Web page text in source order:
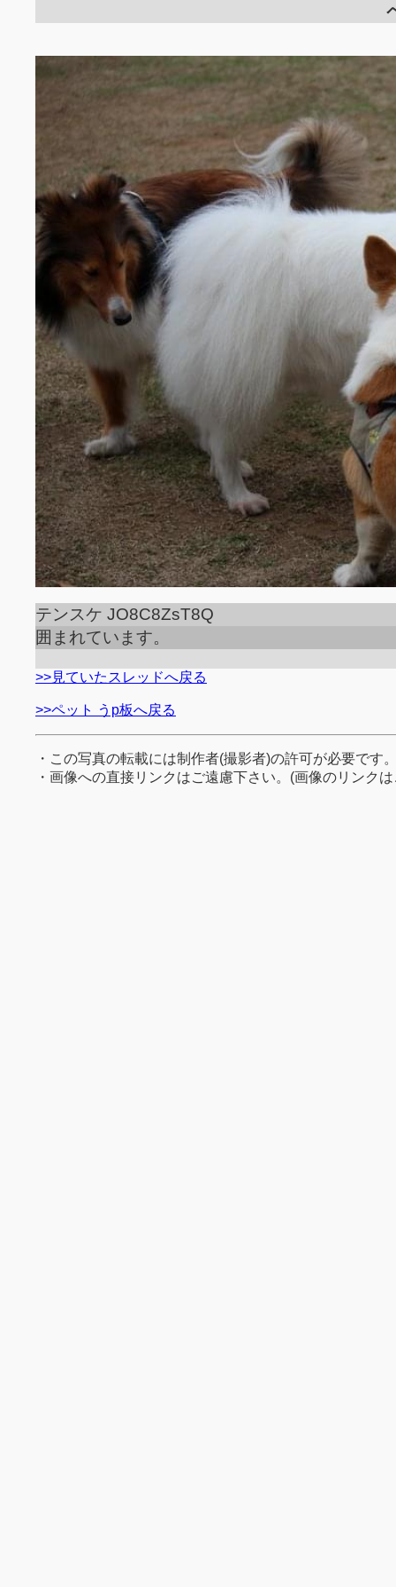
テンスケ JO8C8ZsT8Q
囲まれています。
>>見ていたスレッドへ戻る
>>ペット うp板へ戻る
・この写真の転載には制作者(撮影者)の許可が必要です
・画像への直接リンクはご遠慮下さい。(画像のリンク